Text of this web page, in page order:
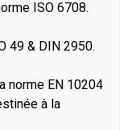
ISO 6708.
49 & DIN 2950.
norme EN 10204
à la